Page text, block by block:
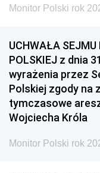
Monitor Polski rok
UCHWAŁA
POLSKIEJ z dnia
wyrażenia przez
Polskiej zgody na
tymczasowe
Wojciecha Króla
Monitor Polski rok